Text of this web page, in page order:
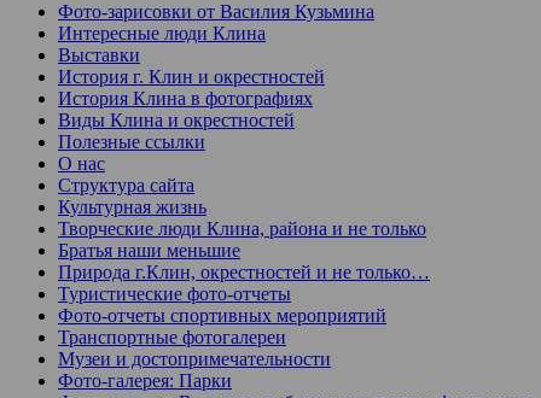
Фото-зарисовки от Василия Кузьмина
Интересные люди Клина
Выставки
История г. Клин и окрестностей
История Клина в фотографиях
Виды Клина и окрестностей
Полезные ссылки
О нас
Структура сайта
Культурная жизнь
Творческие люди Клина, района и не только
Братья наши меньшие
Природа г.Клин, окрестностей и не только…
Туристические фото-отчеты
Фото-отчеты спортивных мероприятий
Транспортные фотогалереи
Музеи и достопримечательности
Фото-галерея: Парки